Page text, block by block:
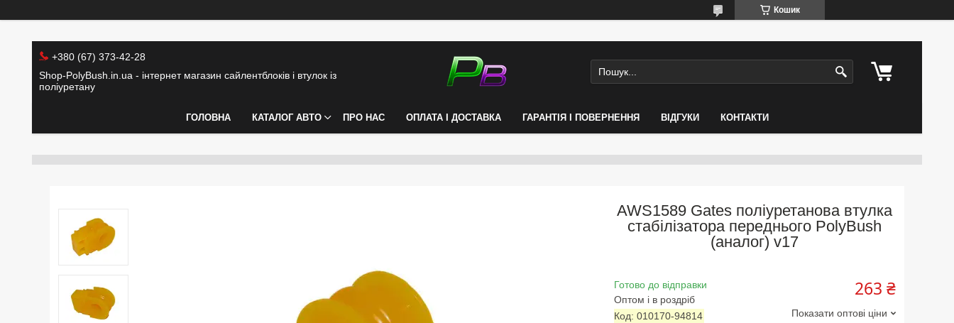
Кошик
+380 (67) 373-42-28
Shop-PolyBush.in.ua - інтернет магазин сайлентблоків і втулок із
поліуретану
ГОЛОВНА КАТАЛОГ АВТО ПРО НАС ОПЛАТА І ДОСТАВКА ГАРАНТІЯ І ПОВЕРНЕННЯ ВІДГУКИ КОНТАКТИ
AWS1589 Gates поліуретанова втулка
стабілізатора переднього PolyBush
(аналог) v17
Готово до відправки
Оптом і в роздріб
Код: 010170-94814
263 ₴
Показати оптові ціни